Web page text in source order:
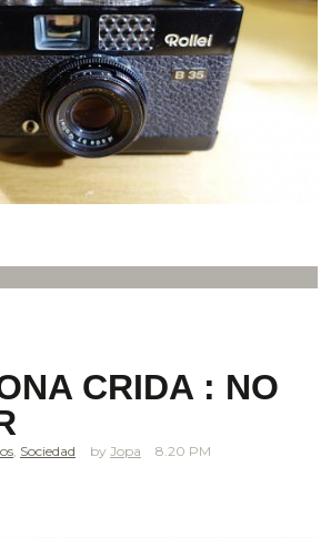
CRIDA : NO
, Sociedad Jopa 8.20 PM